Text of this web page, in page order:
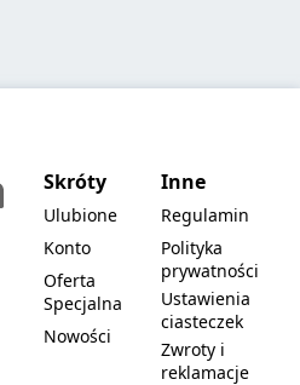
Skróty
Ulubione
Konto
Oferta
Specjalna
Nowości
Inne
Regulamin
Polityka
prywatności
Ustawienia
ciasteczek
Zwroty i
reklamacje